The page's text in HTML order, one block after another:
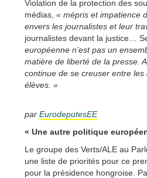
Violation de la protection des
médias, « mépris et impatience
envers les journalistes et leur
journalistes devant la justice…
européenne n’est pas un
matière de liberté de la presse.
continue de se creuser entre
élèves. »
par EurodeputesEE
« Une autre politique
Le groupe des Verts/ALE au
une liste de priorités pour ce
pour la présidence hongroise.